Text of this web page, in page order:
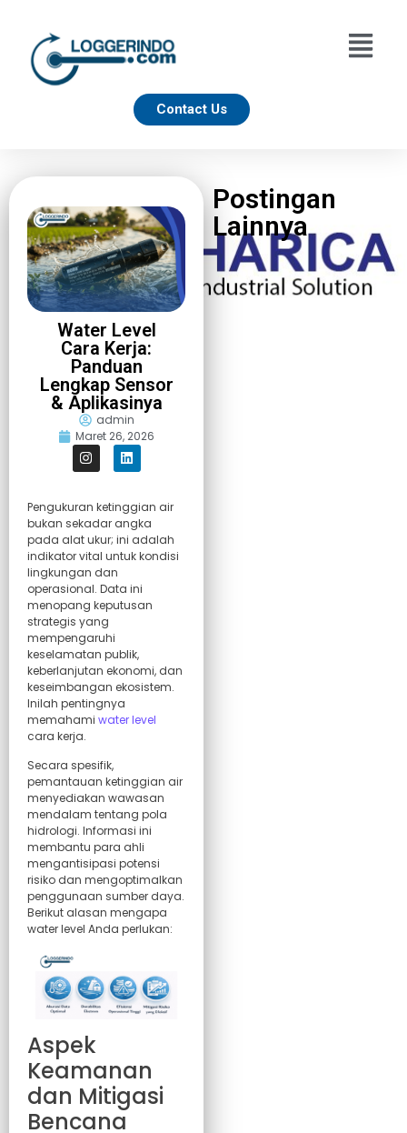
Contact Us
Water Level
Cara Kerja:
Panduan
Lengkap Sensor
& Aplikasinya
admin
Maret 26, 2026
Pengukuran ketinggian air
bukan sekadar angka
pada alat ukur; ini adalah
indikator vital untuk kondisi
lingkungan dan
operasional. Data ini
menopang keputusan
strategis yang
mempengaruhi
keselamatan publik,
keberlanjutan ekonomi, dan
keseimbangan ekosistem.
Inilah pentingnya
memahami water level
cara kerja.
Secara spesifik,
pemantauan ketinggian air
menyediakan wawasan
mendalam tentang pola
hidrologi. Informasi ini
membantu para ahli
mengantisipasi potensi
risiko dan mengoptimalkan
penggunaan sumber daya.
Berikut alasan mengapa
water level Anda perlukan:
Aspek
Keamanan
dan Mitigasi
Bencana
Postingan
Lainnya